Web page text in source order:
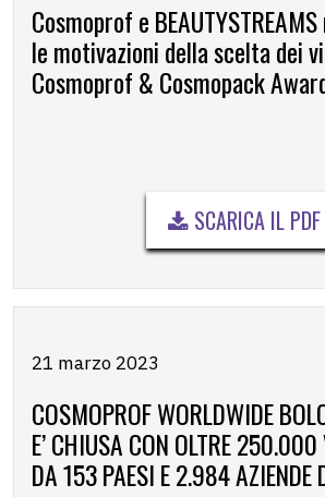
Cosmoprof e
le motivazioni della scelta dei
Cosmoprof & Cosmopack
SCARICA IL PDF
21 marzo 2023
COSMOPROF WORLDWIDE
E’ CHIUSA CON OLTRE
DA 153 PAESI E 2.984 AZIENDE